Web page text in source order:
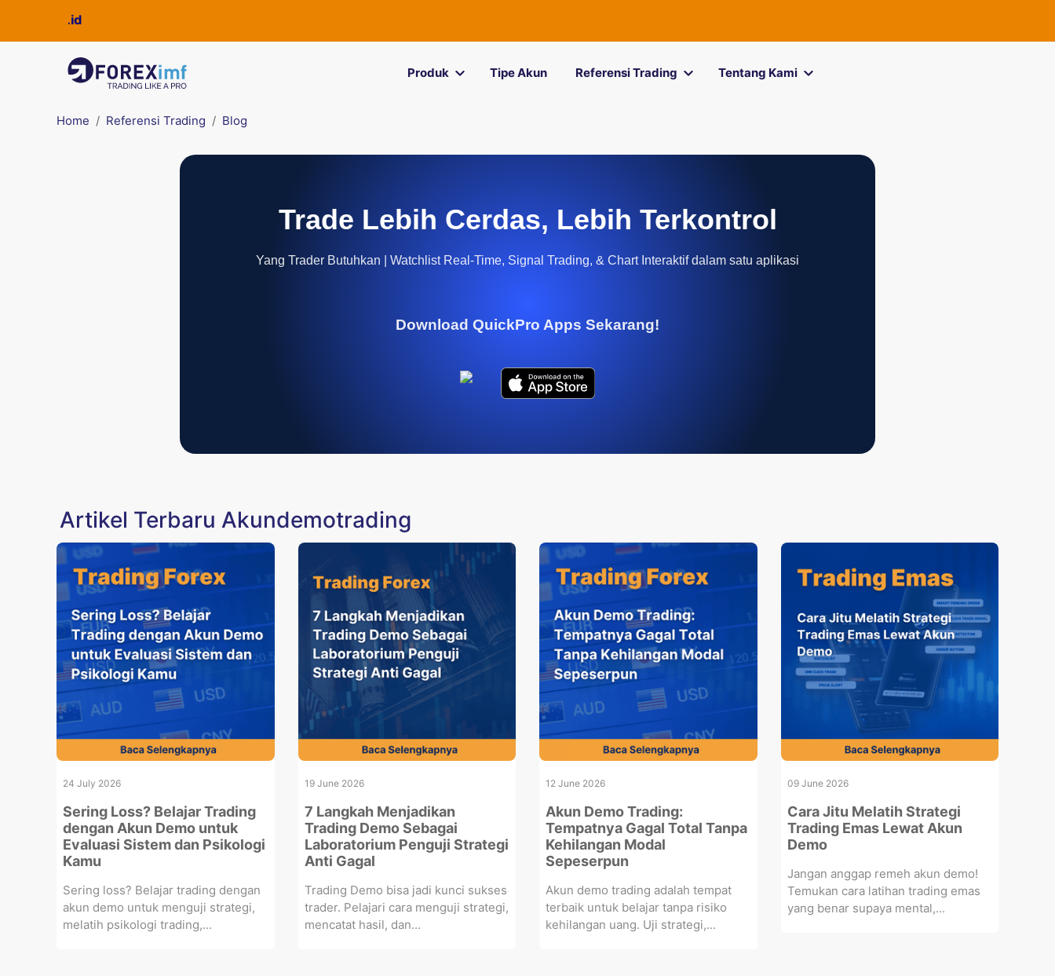
Produk Tipe Akun Referensi Trading Tentang Kami
Home Referensi Trading Blog
Trade Lebih Cerdas, Lebih Terkontrol
Yang Trader Butuhkan | Watchlist Real-Time, Signal Trading, & Chart Interaktif dalam satu aplikasi
Download QuickPro Apps Sekarang!
Artikel Terbaru Akundemotrading
24 July 2026
Sering Loss? Belajar Trading
dengan Akun Demo untuk
Evaluasi Sistem dan Psikologi
Kamu
Sering loss? Belajar trading dengan
akun demo untuk menguji strategi,
melatih psikologi trading,...
19 June 2026
7 Langkah Menjadikan
Trading Demo Sebagai
Laboratorium Penguji Strategi
Anti Gagal
Trading Demo bisa jadi kunci sukses
trader. Pelajari cara menguji strategi,
mencatat hasil, dan...
12 June 2026
Akun Demo Trading:
Tempatnya Gagal Total Tanpa
Kehilangan Modal
Sepeserpun
Akun demo trading adalah tempat
terbaik untuk belajar tanpa risiko
kehilangan uang. Uji strategi,...
09 June 2026
Cara Jitu Melatih Strategi
Trading Emas Lewat Akun
Demo
Jangan anggap remeh akun demo!
Temukan cara latihan trading emas
yang benar supaya mental,...